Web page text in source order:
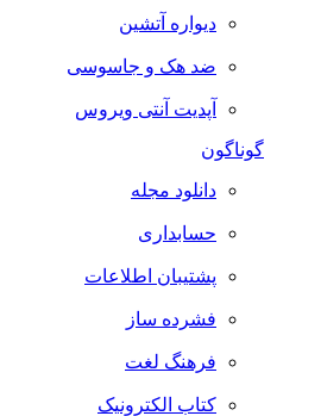
دیواره آتشین
ضد هک و جاسوسی
آپدیت آنتی ویروس
گوناگون
دانلود مجله
حسابداری
پشتیبان اطلاعات
فشرده ساز
فرهنگ لغت
کتاب الکترونیک